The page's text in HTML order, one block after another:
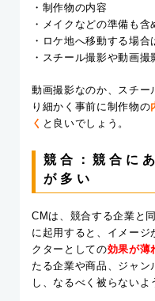
・制作物の内容
・メイクなどの準備も含
・ロケ地へ移動する場
・スチール撮影や動画
動画撮影なのか、スチー
り細かく事前に制作物の
く と良いでしょう。
競合：競合に
が多い
CMは、競合する企業と
に起用すると、イメージ
クターとしての効果が薄
たる企業や商品、ジャ
し、なるべく被らないよ